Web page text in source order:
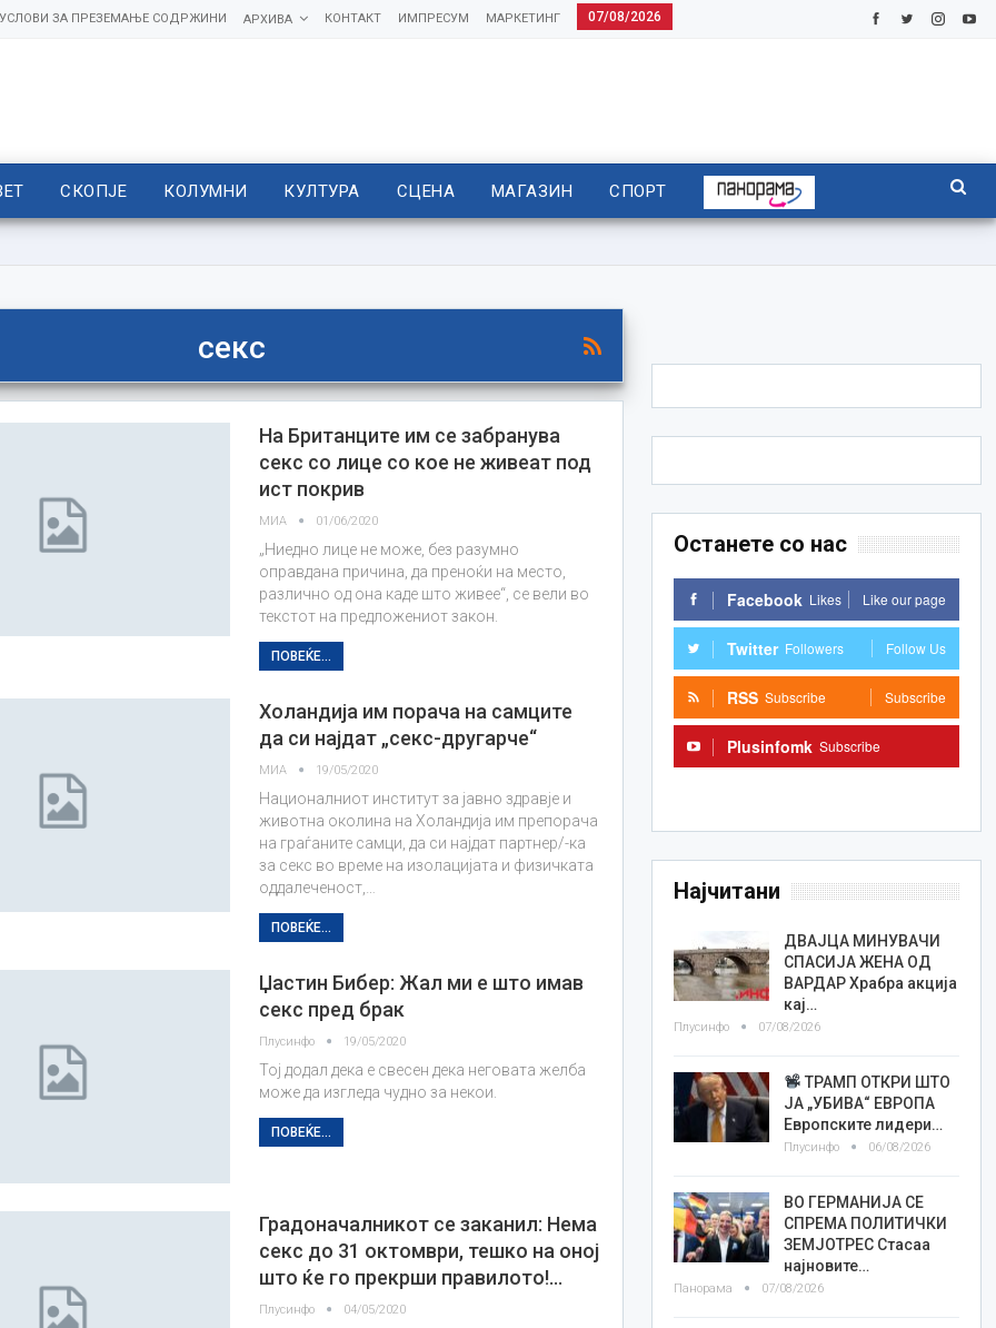
07/08/2026
МАРКЕТИНГ
ИМПРЕСУМ
КОНТАКТ
АРХИВА
УСЛОВИ ЗА ПРЕЗЕМАЊЕ СОДРЖИНИ
СКОПЈЕ КОЛУМНИ КУЛТУРА СЦЕНА МАГАЗИН СПОРТ
секс
На Британците им се забранува
секс со лице со кое не живеат под
ист покрив
МИА 01/06/2020
„Ниедно лице не може, без разумно
оправдана причина, да преноќи на место,
различно од она каде што живее“, се вели во
текстот на предложениот закон.
ПОВЕЌЕ...
Холандија им порача на самците
да си најдат „секс-другарче“
МИА 19/05/2020
Националниот институт за јавно здравје и
животна околина на Холандија им препорача
на граѓаните самци, да си најдат партнер/-ка
за секс во време на изолацијата и физичката
оддалеченост,…
ПОВЕЌЕ...
Џастин Бибер: Жал ми е што имав
секс пред брак
Плусинфо 19/05/2020
Тој додал дека е свесен дека неговата желба
може да изгледа чудно за некои.
ПОВЕЌЕ...
Градоначалникот се заканил: Нема
секс до 31 октомври, тешко на оној
што ќе го прекрши правилото!…
Плусинфо 04/05/2020
Останете со нас
Facebook Likes Like our page
Twitter Followers Follow Us
RSS Subscribe Subscribe
Plusinfomk Subscribe
Најчитани
ДВАЈЦА МИНУВАЧИ
СПАСИЈА ЖЕНА ОД
ВАРДАР Храбра акција
кај…
Плусинфо 07/08/2026
ТРАМП ОТКРИ ШТО
ЈА „УБИВА“ ЕВРОПА
Европските лидери…
Плусинфо 06/08/2026
ВО ГЕРМАНИЈА СЕ
СПРЕМА ПОЛИТИЧКИ
ЗЕМЈОТРЕС Стасаа
најновите…
Панорама 07/08/2026